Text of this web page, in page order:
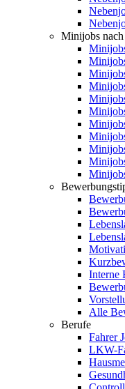
Minijobs nach
Interne
Alle
Berufe
Fahrer
LKW-